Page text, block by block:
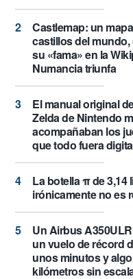
Castlemap: un
castillos del
su «fama» en la
Numancia triunfa
El manual original
Zelda de Nintendo
acompañaban los
que todo fuera
La botella π de 3,14
irónicamente no es
Un Airbus
un vuelo de récord
unos minutos y
kilómetros sin